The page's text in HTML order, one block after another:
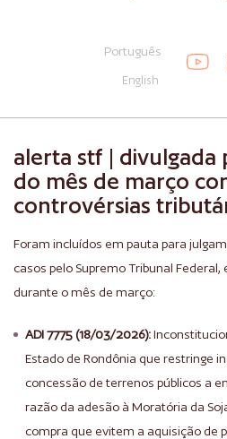
Português
English
alerta stf | divulgada
do mês de março
controvérsias
Foram incluídos em pauta para
casos pelo Supremo Tribunal
durante o mês de março:
ADI 7775 (18/03/2026):
Estado de Rondônia que restringe
concessão de terrenos públicos a
razão da adesão à Moratória da
compra que evitem a aquisição de